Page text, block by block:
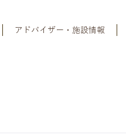
アドバイザー・施設情報